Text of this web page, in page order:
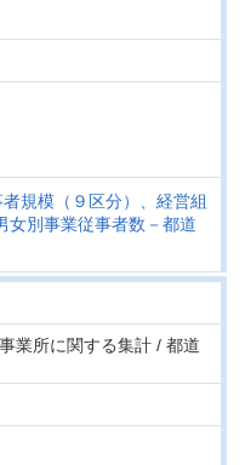
規模（９区分）、経営組
女別事業従事者数－都道
業所に関する集計 / 都道